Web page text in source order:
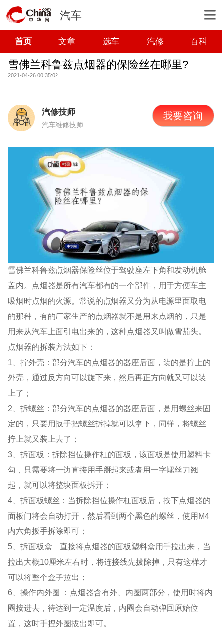
汽车
首页 文章 选车 汽修 百科
雪佛兰科鲁兹点烟器的保险丝在哪里?
2021-04-26 00:35:02
汽修技师
汽车维修技师
我要咨询
雪佛兰科鲁兹点烟器保险丝位于驾驶座左下角和发动机舱
盖内。点烟器是所有汽车都有的一个部件，用于方便车主
吸烟时点烟的火源。常说的点烟器又分为从电源里面取电
的那种，有的厂家生产的点烟器就不是用来点烟的，只是
用来从汽车上面引电出来的，这种点烟器又叫做雪茄头。
点烟器的拆装方法如下：
1、拧外壳：部分汽车的点烟器的器座后面，装的是拧上的
外壳，通过反方向可以旋下来，然后再正方向就又可以装
上了；
2、拆螺丝：部分汽车的点烟器的器座后面，是用螺丝来固
定的，只要用扳手把螺丝拆掉就可以拿下，同样，将螺丝
拧上就又装上去了；
3、拆面板：拆除挡位操作杠的面板，该面板是使用塑料卡
勾，只需要将一边直接用手掰起来或者用一字螺丝刀翘
起，就可以将整块面板拆开；
4、拆面板螺丝：当拆除挡位操作杠面板后，按下点烟器的
面板门将会自动打开，然后看到两个黑色的螺丝，使用M4
内六角扳手拆除即可；
5、拆面板盒：直接将点烟器的面板塑料盒用手拉出来，当
拉出大概10厘米左右时，将连接线先拔除掉，只有这样才
可以将整个盒子拉出；
6、操作内外圈 ：点烟器含有外、内圈两部分，使用时将内
圈按进去，待达到一定温度后，内圈会自动弹回原始位
置，这时手捏外圈拔出即可。